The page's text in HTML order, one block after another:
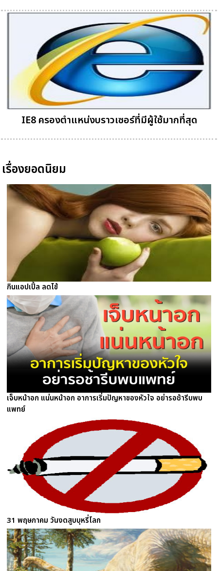
IE8 ครองตำแหน่งบราวเซอร์ที่มีผู้ใช้มากที่สุด
เรื่องยอดนิยม
กินแอปเปิ้ล ลดไข้
เจ็บหน้าอก แน่นหน้าอก อาการเริ่มปัญหาของหัวใจ อย่ารอช้ารีบพบ
แพทย์
31 พฤษภาคม วันงดสูบบุหรี่โลก